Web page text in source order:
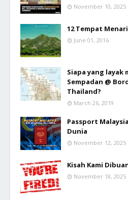
November 10, 2025
12 Tempat
June 01, 2016
Siapa yang layak
Sempadan @
Thailand?
March 26, 2019
Passport Malaysia
Dunia
November 12, 2025
Kisah Kami
November 18, 2025